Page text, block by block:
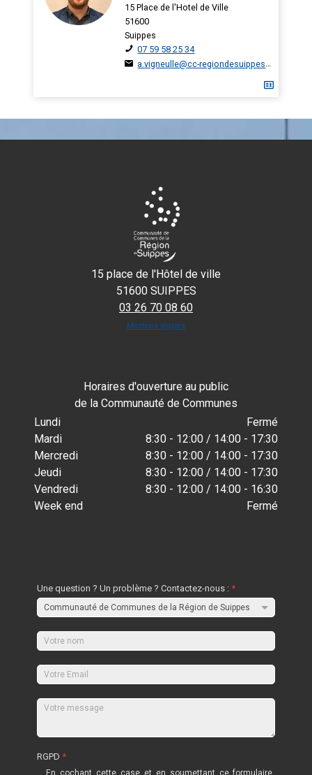
15 Place de l'Hotel de Ville
51600
Suippes
07 59 58 25 34
a.vigneulle@cc-regiondesuippes.com
15 place de l'Hôtel de ville
51600 SUIPPES
03 26 70 08 60
Mentions légales
Horaires d'ouverture au public
de la Communauté de Communes
Lundi
Fermé
Mardi
8:30 - 12:00 / 14:00 - 17:30
Mercredi
8:30 - 12:00 / 14:00 - 17:30
Jeudi
8:30 - 12:00 / 14:00 - 17:30
Vendredi
8:30 - 12:00 / 14:00 - 16:30
Week end
Fermé
Une question ? Un problème ? Contactez-nous :*
RGPD*
En cochant cette case et en soumettant ce formulaire,